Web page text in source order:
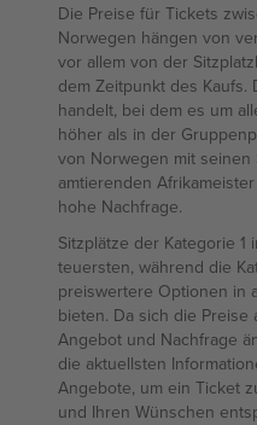
Die Preise für Tickets
Norwegen hängen von
vor allem von der
dem Zeitpunkt des Kaufs.
handelt, bei dem es um
höher als in der
von Norwegen mit seinen
amtierenden
hohe Nachfrage.
Sitzplätze der Kategorie 1
teuersten, während die
preiswertere Optionen in
bieten. Da sich die Preise
Angebot und Nachfrage
die aktuellsten
Angebote, um ein Ticket
und Ihren Wünschen